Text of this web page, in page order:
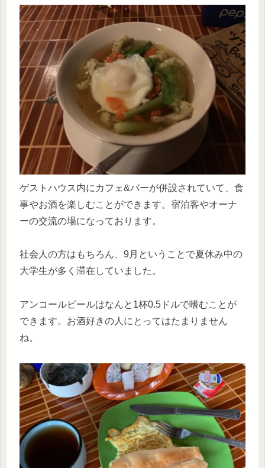
ゲストハウス内にカフェ&バーが併設されていて、食
事やお酒を楽しむことができます。宿泊客やオーナ
ーの交流の場になっております。
社会人の方はもちろん、9月ということで夏休み中の
大学生が多く滞在していました。
アンコールビールはなんと1杯0.5ドルで嗜むことが
できます。お酒好きの人にとってはたまりません
ね。